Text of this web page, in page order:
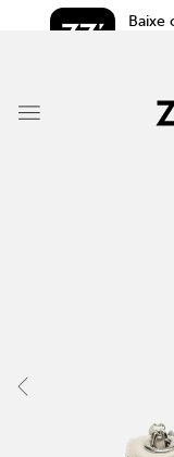
Baixe